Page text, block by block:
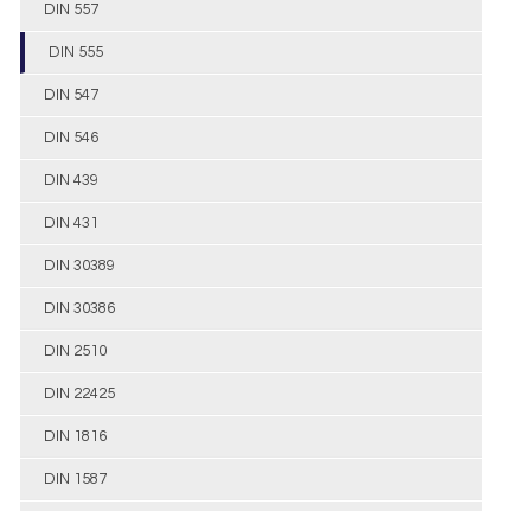
DIN 557
DIN 555
DIN 547
DIN 546
DIN 439
DIN 431
DIN 30389
DIN 30386
DIN 2510
DIN 22425
DIN 1816
DIN 1587